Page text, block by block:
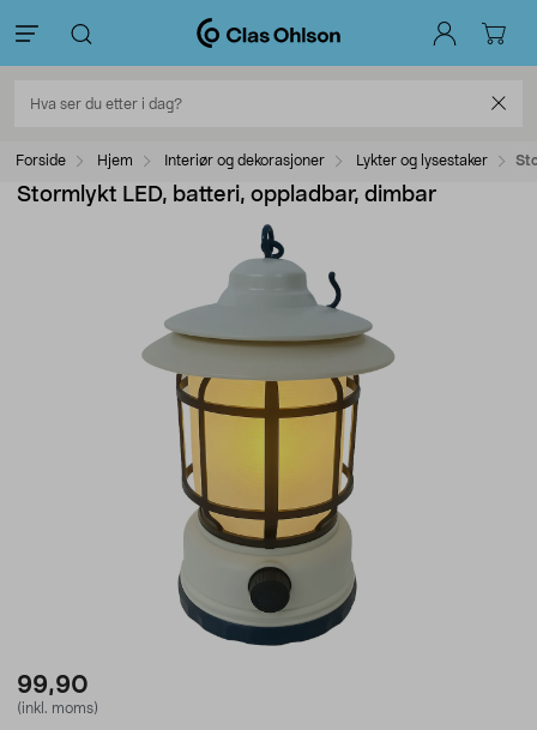
Forside Hjem Interiør og dekorasjoner Lykter og lysestaker
Stormlykt LED, batteri, oppladbar, dimbar
99,90
(inkl. moms)